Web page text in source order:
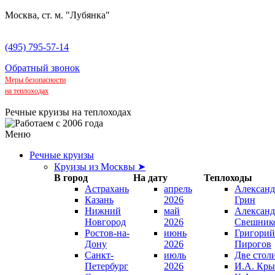
Москва, ст. м. "Лубянка"
(495) 795-57-14
Обратный звонок
Меры безопасности
на теплоходах
Речные круизы на теплоходах
Меню
Речные круизы
Круизы из Москвы ➤
В город
На дату
Теплоходы
Астрахань
Казань
Нижний
Новгород
Ростов-на-
Дону
Санкт-
Петербург
апрель
2026
май
2026
июнь
2026
июль
2026
Грин
Григорий
Пирогов
Две
И.А.